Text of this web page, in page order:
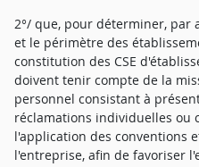
2°/ que, pour déterminer, par
et le périmètre des
constitution des CSE
doivent tenir compte de la
personnel consistant à
réclamations individuelles ou
l'application des conventions
l'entreprise, afin de favoriser